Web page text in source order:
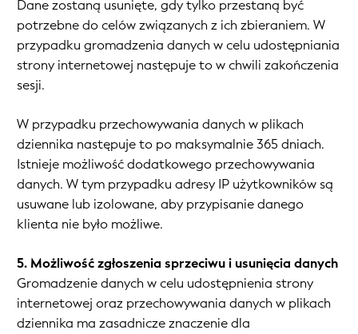
Dane zostaną usunięte, gdy tylko przestaną być
potrzebne do celów związanych z ich zbieraniem. W
przypadku gromadzenia danych w celu udostępniania
strony internetowej następuje to w chwili zakończenia
sesji.
W przypadku przechowywania danych w plikach
dziennika następuje to po maksymalnie 365 dniach.
Istnieje możliwość dodatkowego przechowywania
danych. W tym przypadku adresy IP użytkowników są
usuwane lub izolowane, aby przypisanie danego
klienta nie było możliwe.
5. Możliwość zgłoszenia sprzeciwu i usunięcia danych
Gromadzenie danych w celu udostępnienia strony
internetowej oraz przechowywania danych w plikach
dziennika ma zasadnicze znaczenie dla